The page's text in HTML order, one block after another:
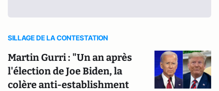
SILLAGE DE LA CONTESTATION
Martin Gurri : "Un an après
l'élection de Joe Biden, la
colère anti-establishment